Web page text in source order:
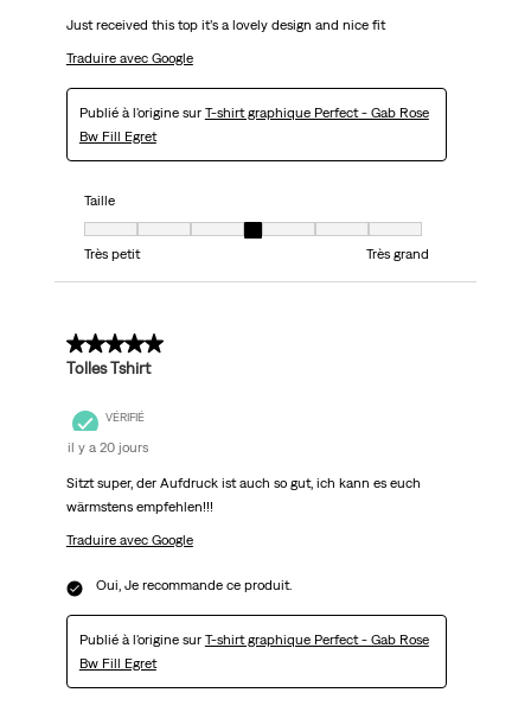
Just received this top it’s a lovely design and nice fit
Traduire avec Google
Publié à l'origine sur T-shirt graphique Perfect - Gab Rose
Bw Fill Egret
Taille
Taille, 4 sur 7, où 1 est égal à Très petit et 7 est égal à Très grand
Très petit
Très grand
5 sur 5 étoiles.
Tolles Tshirt
VÉRIFIÉ
il y a 20 jours
Sitzt super, der Aufdruck ist auch so gut, ich kann es euch
wärmstens empfehlen!!!
Traduire avec Google
Oui, Je recommande ce produit.
Publié à l'origine sur T-shirt graphique Perfect - Gab Rose
Bw Fill Egret